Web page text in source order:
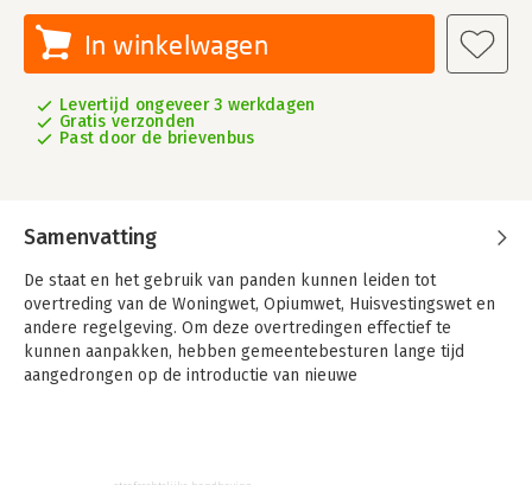
In winkelwagen
Levertijd ongeveer 3 werkdagen
Gratis verzonden
Past door de brievenbus
Samenvatting
De staat en het gebruik van panden kunnen leiden tot
overtreding van de Woningwet, Opiumwet, Huisvestingswet en
andere regelgeving. Om deze overtredingen effectief te
kunnen aanpakken, hebben gemeentebesturen lange tijd
aangedrongen op de introductie van nieuwe